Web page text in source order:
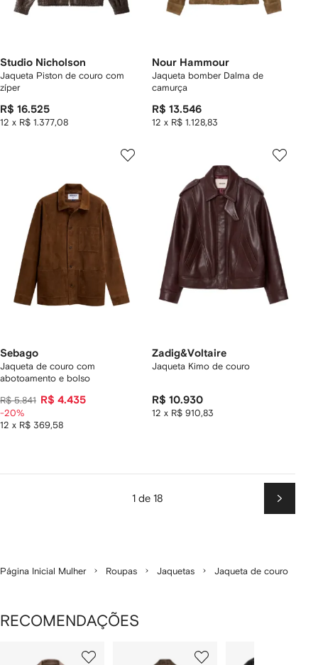
Studio Nicholson
Jaqueta Piston de couro com
zíper
R$ 16.525
12 x R$ 1.377,08
Nour Hammour
Jaqueta bomber Dalma de
camurça
R$ 13.546
12 x R$ 1.128,83
Sebago
Jaqueta de couro com
abotoamento e bolso
R$ 5.841 R$ 4.435
12 x R$ 369,58
-20%
Zadig&Voltaire
Jaqueta Kimo de couro
R$ 10.930
12 x R$ 910,83
1 de 18
Página Inicial Mulher Roupas Jaquetas Jaqueta de couro
RECOMENDAÇÕES